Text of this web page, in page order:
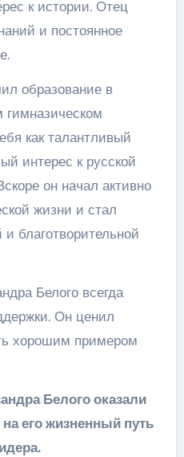
к истории. Отец
и постоянное
образование в
гимназическом
как талантливый
интерес к русской
он начал активно
жизни и стал
благотворительной
Белого всегда
Он ценил
хорошим примером
Белого оказали
его жизненный путь